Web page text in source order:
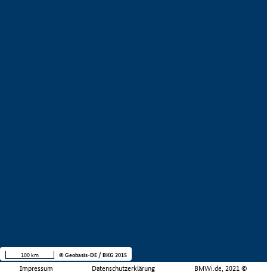
Impressum Datenschutzerklärung BMWi.de, 2021 ©
100 km © Geobasis-DE / BKG 2015